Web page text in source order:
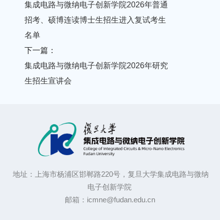
集成电路与微纳电子创新学院2026年普通
招考、硕博连读博士生招生进入复试考生
名单
下一篇：
集成电路与微纳电子创新学院2026年研究
生招生宣讲会
地址：上海市杨浦区邯郸路220号，复旦大学集成电路与微纳
电子创新学院
邮箱：icmne@fudan.edu.cn